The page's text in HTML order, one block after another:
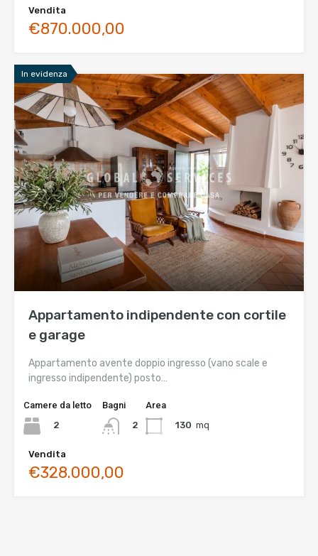
Vendita
€870.000,00
In evidenza
Appartamento indipendente con cortile
e garage
Appartamento avente doppio ingresso (vano scale e
ingresso indipendente) posto…
Camere da letto
2
Bagni
2
Area
130 mq
Vendita
€328.000,00